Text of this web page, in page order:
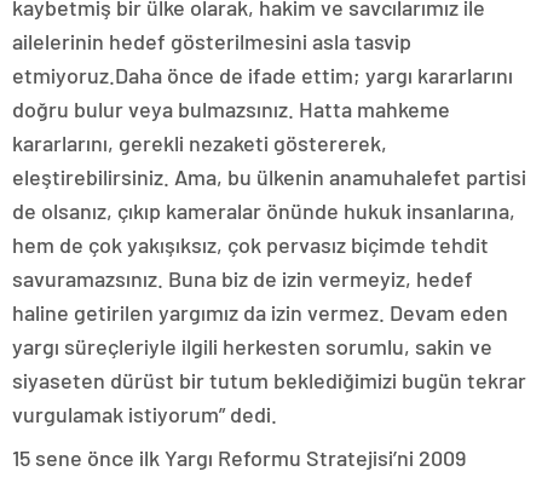
kaybetmiş bir ülke olarak, hakim ve savcılarımız ile
ailelerinin hedef gösterilmesini asla tasvip
etmiyoruz.Daha önce de ifade ettim; yargı kararlarını
doğru bulur veya bulmazsınız. Hatta mahkeme
kararlarını, gerekli nezaketi göstererek,
eleştirebilirsiniz. Ama, bu ülkenin anamuhalefet partisi
de olsanız, çıkıp kameralar önünde hukuk insanlarına,
hem de çok yakışıksız, çok pervasız biçimde tehdit
savuramazsınız. Buna biz de izin vermeyiz, hedef
haline getirilen yargımız da izin vermez. Devam eden
yargı süreçleriyle ilgili herkesten sorumlu, sakin ve
siyaseten dürüst bir tutum beklediğimizi bugün tekrar
vurgulamak istiyorum” dedi.
15 sene önce ilk Yargı Reformu Stratejisi’ni 2009